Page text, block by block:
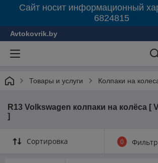
Сайт носит информационный
6824815
Avtokovrik.by
Товары и услуги Колпаки на
R13 Volkswagen колпаки на колёса [
]
Сортировка 0